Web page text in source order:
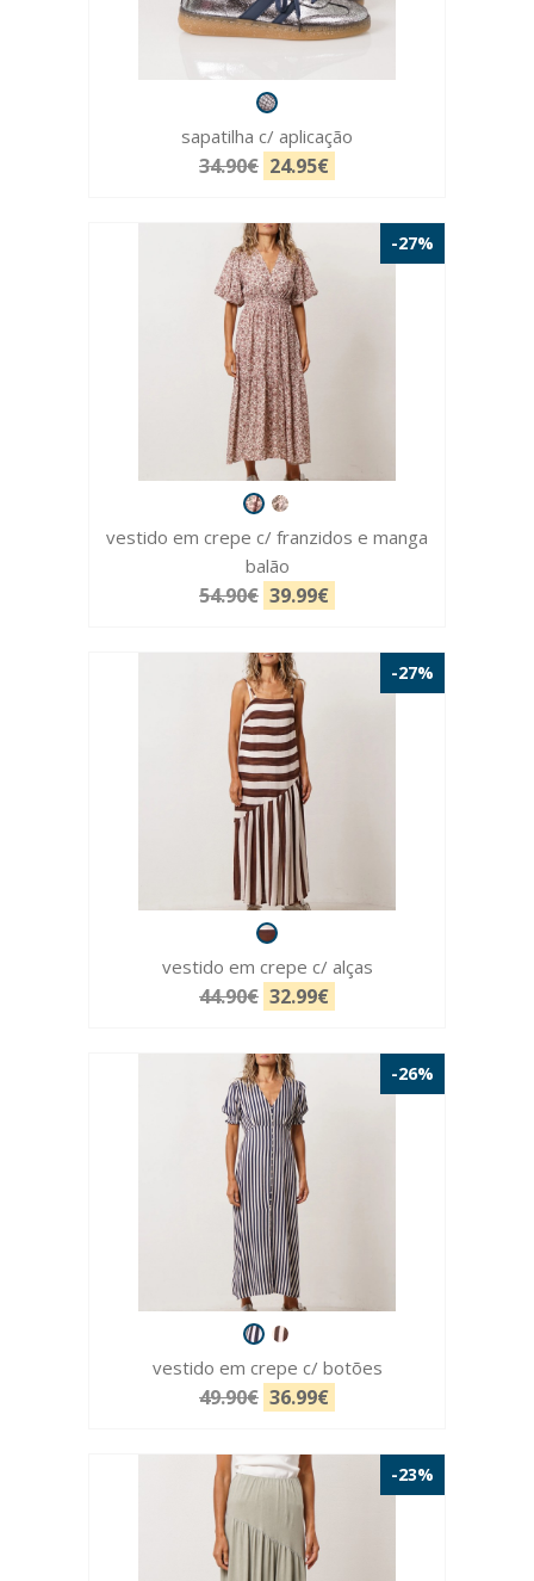
sapatilha c/ aplicação
34.90€ 24.95€
-27%
vestido em crepe c/ franzidos e manga
balão
54.90€ 39.99€
-27%
vestido em crepe c/ alças
44.90€ 32.99€
-26%
vestido em crepe c/ botões
49.90€ 36.99€
-23%